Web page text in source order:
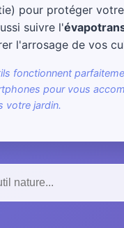
pour protéger
suivre l'
l'arrosage de vos
fonctionnent
pour vous
votre jardin.